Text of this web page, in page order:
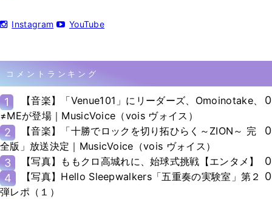
Instagram YouTube
コメントランキング
1
【音楽】「Venue101」にリーダーズ、Omoinotake、
≠MEが登場｜MusicVoice（vois ヴォイス）
0
2
【音楽】「十勝でロックを切り拓ひらく～ZION～ 完
全版」放送決定｜MusicVoice（vois ヴォイス）
0
3 【写真】ももクロ高城れに、始球式挑戦【エンタメ】
0
4
【写真】Hello Sleepwalkers「五重奏の実験室」第２
弾レポ（１）
0